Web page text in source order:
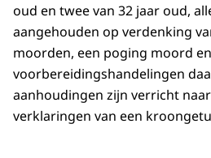
oud en twee van 32 jaar oud,
aangehouden op verdenking
moorden, een poging moord en
voorbereidingshandelingen
aanhoudingen zijn verricht
verklaringen van een